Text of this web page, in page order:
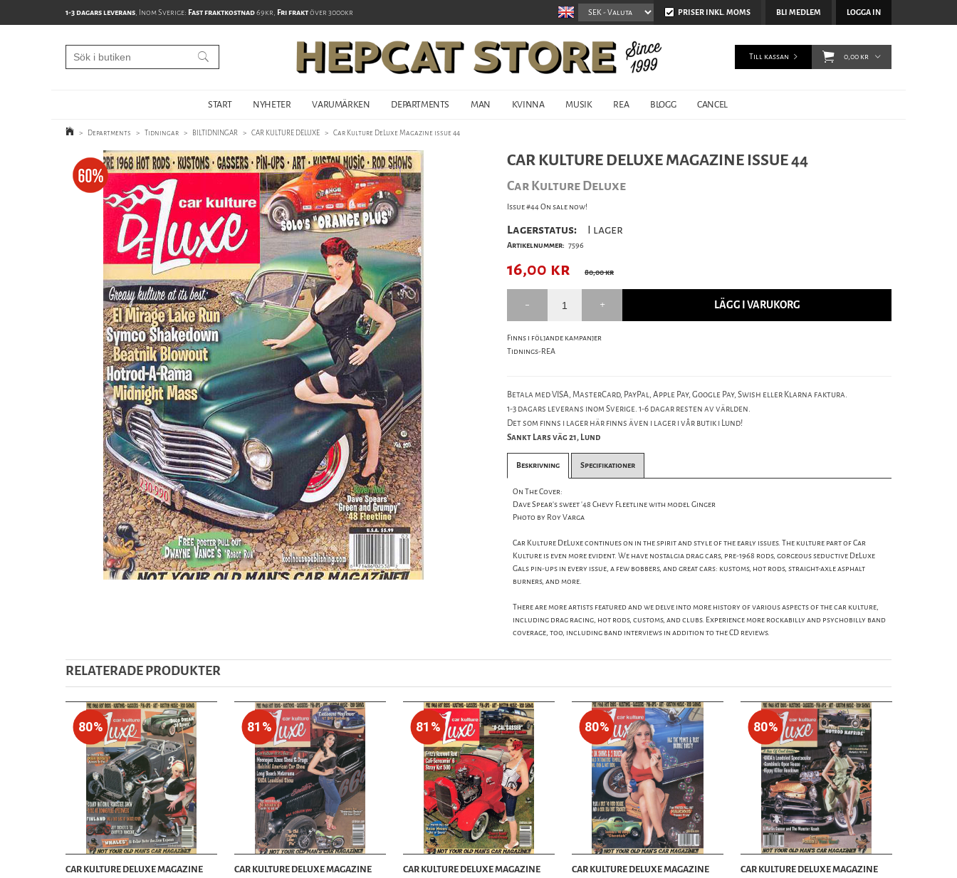
1-3 dagars leverans, Inom Sverige: Fast fraktkostnad69kr, Fri fraktöver 3000kr BLI MEDLEM LOGGA IN
PRISER INKL. MOMS
START NYHETER VARUMÄRKEN DEPARTMENTS MAN KVINNA MUSIK REA BLOGG CANCEL
Till kassan 0,00 kr
> Departments > Tidningar > BILTIDNINGAR > CAR KULTURE DELUXE > Car Kulture DeLuxe Magazine issue 44
CAR KULTURE DELUXE MAGAZINE ISSUE 44
Car Kulture Deluxe
Issue #44 On sale now!
Lagerstatus: I lager
Artikelnummer: 7596
16,00 kr 80,00 kr
LÄGG I VARUKORG
Finns i följande kampanjer
Tidnings-REA
Betala med VISA, MasterCard, PayPal, Apple Pay, Google Pay, Swish eller Klarna faktura.
1-3 dagars leverans inom Sverige. 1-6 dagar resten av världen.
Det som finns i lager här finns även i lager i vår butik i Lund!
Sankt Lars väg 21, Lund
Beskrivning Specifikationer
On The Cover:
Dave Spear's sweet '48 Chevy Fleetline with model Ginger
Photo by Roy Varga
Car Kulture DeLuxe continues on in the spirit and style of the early issues. The kulture part of Car
Kulture is even more evident. We have nostalgia drag cars, pre-1968 rods, gorgeous seductive DeLuxe
Gals pin-ups in every issue, a few bobbers, and great cars: kustoms, hot rods, straight-axle asphalt
burners, and more.
There are more artists featured and we delve into more history of various aspects of the car kulture,
including drag racing, hot rods, customs, and clubs. Experience more rockabilly and psychobilly band
coverage, too, including band interviews in addition to the CD reviews.
RELATERADE PRODUKTER
80%
CAR KULTURE DELUXE MAGAZINE
81%
CAR KULTURE DELUXE MAGAZINE
81%
CAR KULTURE DELUXE MAGAZINE
80%
CAR KULTURE DELUXE MAGAZINE
80%
CAR KULTURE DELUXE MAGAZINE